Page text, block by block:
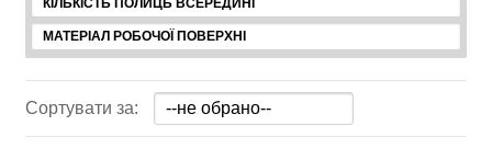
Сортувати за: